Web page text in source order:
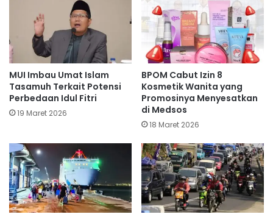
MUI Imbau Umat Islam
Tasamuh Terkait Potensi
Perbedaan Idul Fitri
19 Maret 2026
BPOM Cabut Izin 8
Kosmetik Wanita yang
Promosinya Menyesatkan
di Medsos
18 Maret 2026